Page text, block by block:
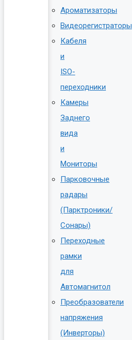
Ароматизаторы
Видеорегистраторы
Кабеля
и
ISO-
переходники
Камеры
Заднего
вида
и
Мониторы
Парковочные
радары
(Парктроники/
Сонары)
Переходные
рамки
для
Автомагнитол
Преобразователи
напряжения
(Инверторы)